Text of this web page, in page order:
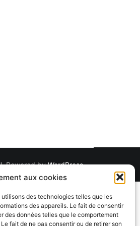
aux cookies
des technologies telles que les
des appareils. Le fait de consentir
des données telles que le comportement
fait de ne pas consentir ou de retirer son
Powered byWordPress.